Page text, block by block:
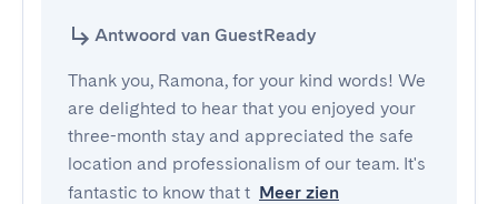
Antwoord van GuestReady
Thank you, Ramona, for your kind words! We
are delighted to hear that you enjoyed your
three-month stay and appreciated the safe
location and professionalism of our team. It's
fantastic to know that t Meer zien